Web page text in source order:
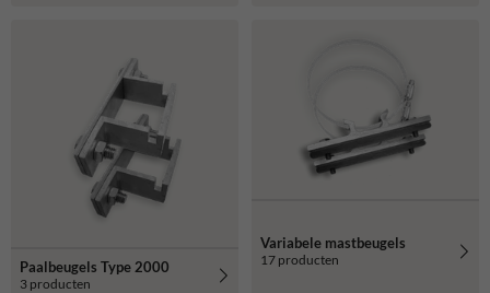
Paalbeugels Type 2000
3 producten
Variabele mastbeugels
17 producten